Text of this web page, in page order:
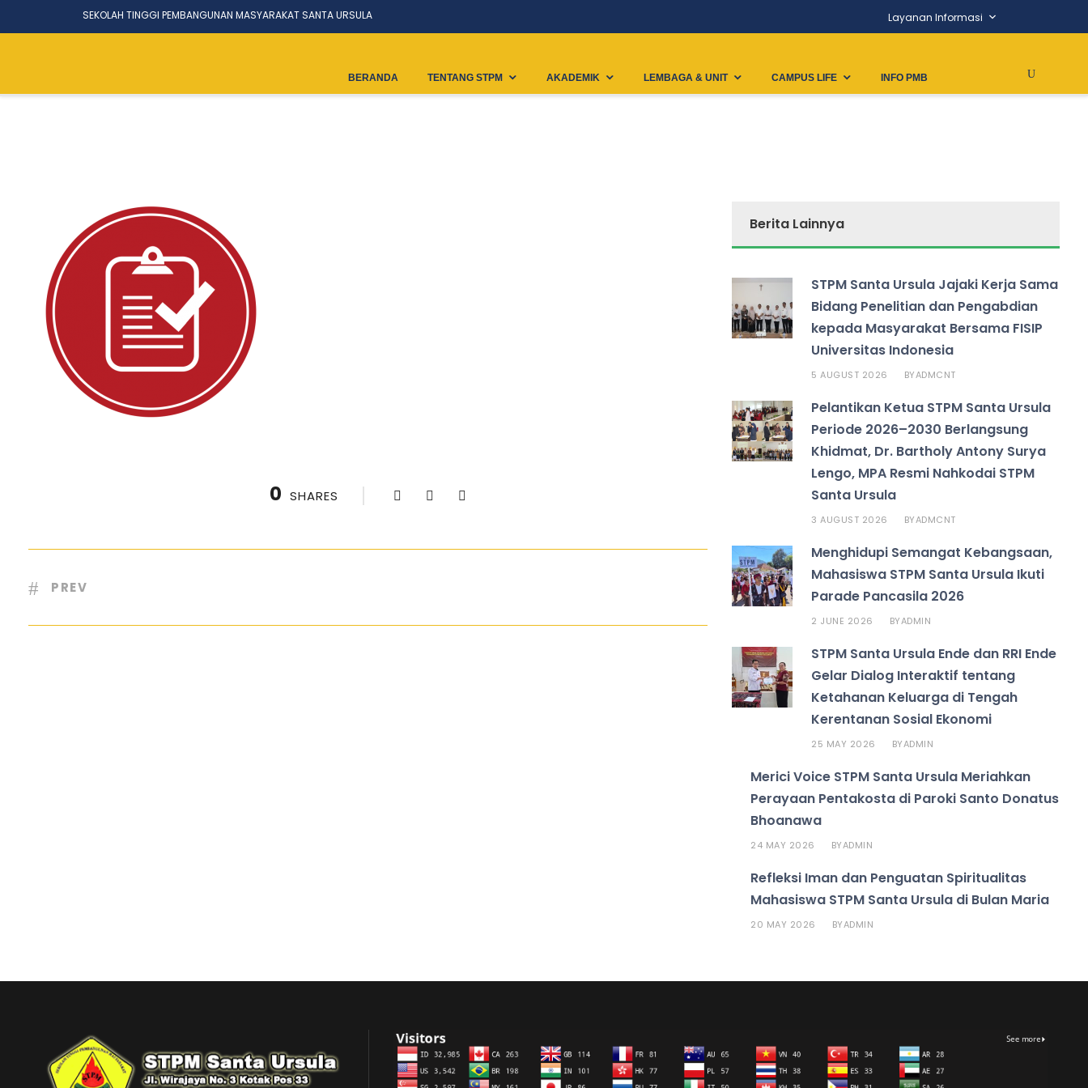
SEKOLAH TINGGI PEMBANGUNAN MASYARAKAT SANTA URSULA Layanan Informasi
BERANDA TENTANG STPM AKADEMIK LEMBAGA & UNIT CAMPUS LIFE INFO PMB
0 SHARES
PREV
Berita Lainnya
STPM Santa Ursula Jajaki Kerja Sama
Bidang Penelitian dan Pengabdian
kepada Masyarakat Bersama FISIP
Universitas Indonesia
5 AUGUST 2026 BYADMCNT
Pelantikan Ketua STPM Santa Ursula
Periode 2026–2030 Berlangsung
Khidmat, Dr. Bartholy Antony Surya
Lengo, MPA Resmi Nahkodai STPM
Santa Ursula
3 AUGUST 2026 BYADMCNT
Menghidupi Semangat Kebangsaan,
Mahasiswa STPM Santa Ursula Ikuti
Parade Pancasila 2026
2 JUNE 2026 BYADMIN
STPM Santa Ursula Ende dan RRI Ende
Gelar Dialog Interaktif tentang
Ketahanan Keluarga di Tengah
Kerentanan Sosial Ekonomi
25 MAY 2026 BYADMIN
Merici Voice STPM Santa Ursula Meriahkan
Perayaan Pentakosta di Paroki Santo Donatus
Bhoanawa
24 MAY 2026 BYADMIN
Refleksi Iman dan Penguatan Spiritualitas
Mahasiswa STPM Santa Ursula di Bulan Maria
20 MAY 2026 BYADMIN